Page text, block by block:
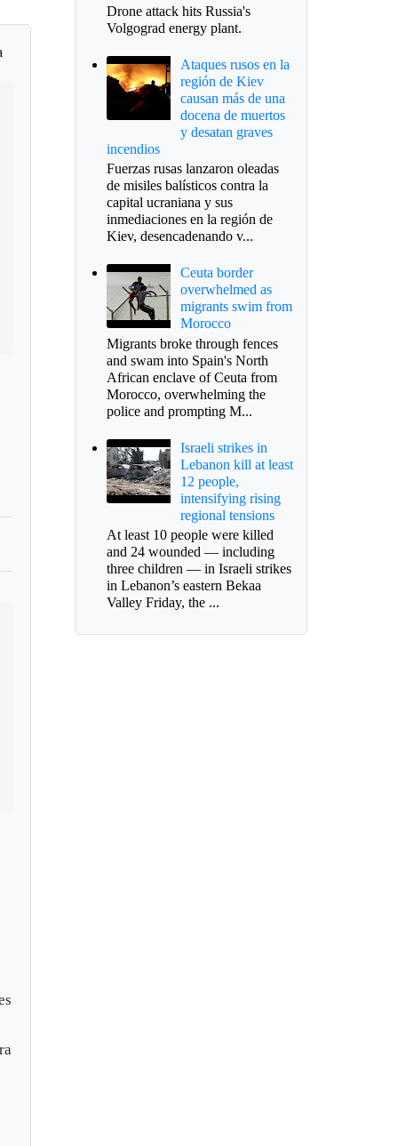
Drone attack hits Russia's
Volgograd energy plant.
Ataques rusos en la
región de Kiev
causan más de una
docena de muertos
y desatan graves
incendios
Fuerzas rusas lanzaron oleadas
de misiles balísticos contra la
capital ucraniana y sus
inmediaciones en la región de
Kiev, desencadenando v...
Ceuta border
overwhelmed as
migrants swim from
Morocco
Migrants broke through fences
and swam into Spain's North
African enclave of Ceuta from
Morocco, overwhelming the
police and prompting M...
Israeli strikes in
Lebanon kill at least
12 people,
intensifying rising
regional tensions
At least 10 people were killed
and 24 wounded — including
three children — in Israeli strikes
in Lebanon’s eastern Bekaa
Valley Friday, the ...